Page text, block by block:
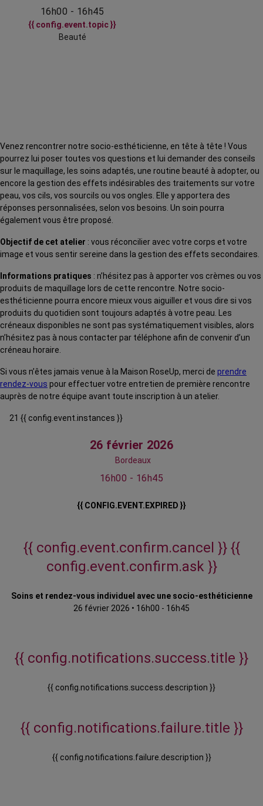
16h00 - 16h45
{{ config.event.topic }}
Beauté
Venez rencontrer notre socio-esthéticienne, en tête à tête ! Vous
pourrez lui poser toutes vos questions et lui demander des conseils
sur le maquillage, les soins adaptés, une routine beauté à adopter, ou
encore la gestion des effets indésirables des traitements sur votre
peau, vos cils, vos sourcils ou vos ongles. Elle y apportera des
réponses personnalisées, selon vos besoins. Un soin pourra
également vous être proposé.
Objectif de cet atelier : vous réconcilier avec votre corps et votre
image et vous sentir sereine dans la gestion des effets secondaires.
Informations pratiques : n’hésitez pas à apporter vos crèmes ou vos
produits de maquillage lors de cette rencontre. Notre socio-
esthéticienne pourra encore mieux vous aiguiller et vous dire si vos
produits du quotidien sont toujours adaptés à votre peau. Les
créneaux disponibles ne sont pas systématiquement visibles, alors
n’hésitez pas à nous contacter par téléphone afin de convenir d’un
créneau horaire.
Si vous n’êtes jamais venue à la Maison RoseUp, merci de prendre
rendez-vous pour effectuer votre entretien de première rencontre
auprès de notre équipe avant toute inscription à un atelier.
21 {{ config.event.instances }}
26 février 2026
Bordeaux
16h00 - 16h45
{{ CONFIG.EVENT.EXPIRED }}
{{ config.event.confirm.cancel }} {{
config.event.confirm.ask }}
Soins et rendez-vous individuel avec une socio-esthéticienne
26 février 2026 • 16h00 - 16h45
{{ config.notifications.success.title }}
{{ config.notifications.success.description }}
{{ config.notifications.failure.title }}
{{ config.notifications.failure.description }}